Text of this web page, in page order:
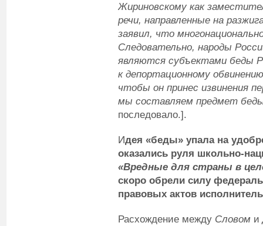
Жириновскому как
речи, направленные на
заявил, что
Следовательно, народы
являются субъектами беды
к депортационному
чтобы он принес извинения
мы составляем предмет
последовало.].
Идея «беды» упала на
оказались руля школьно-
«Вредные для страны в
скоро обрели силу
правовых актов
Расхождение между Словом и